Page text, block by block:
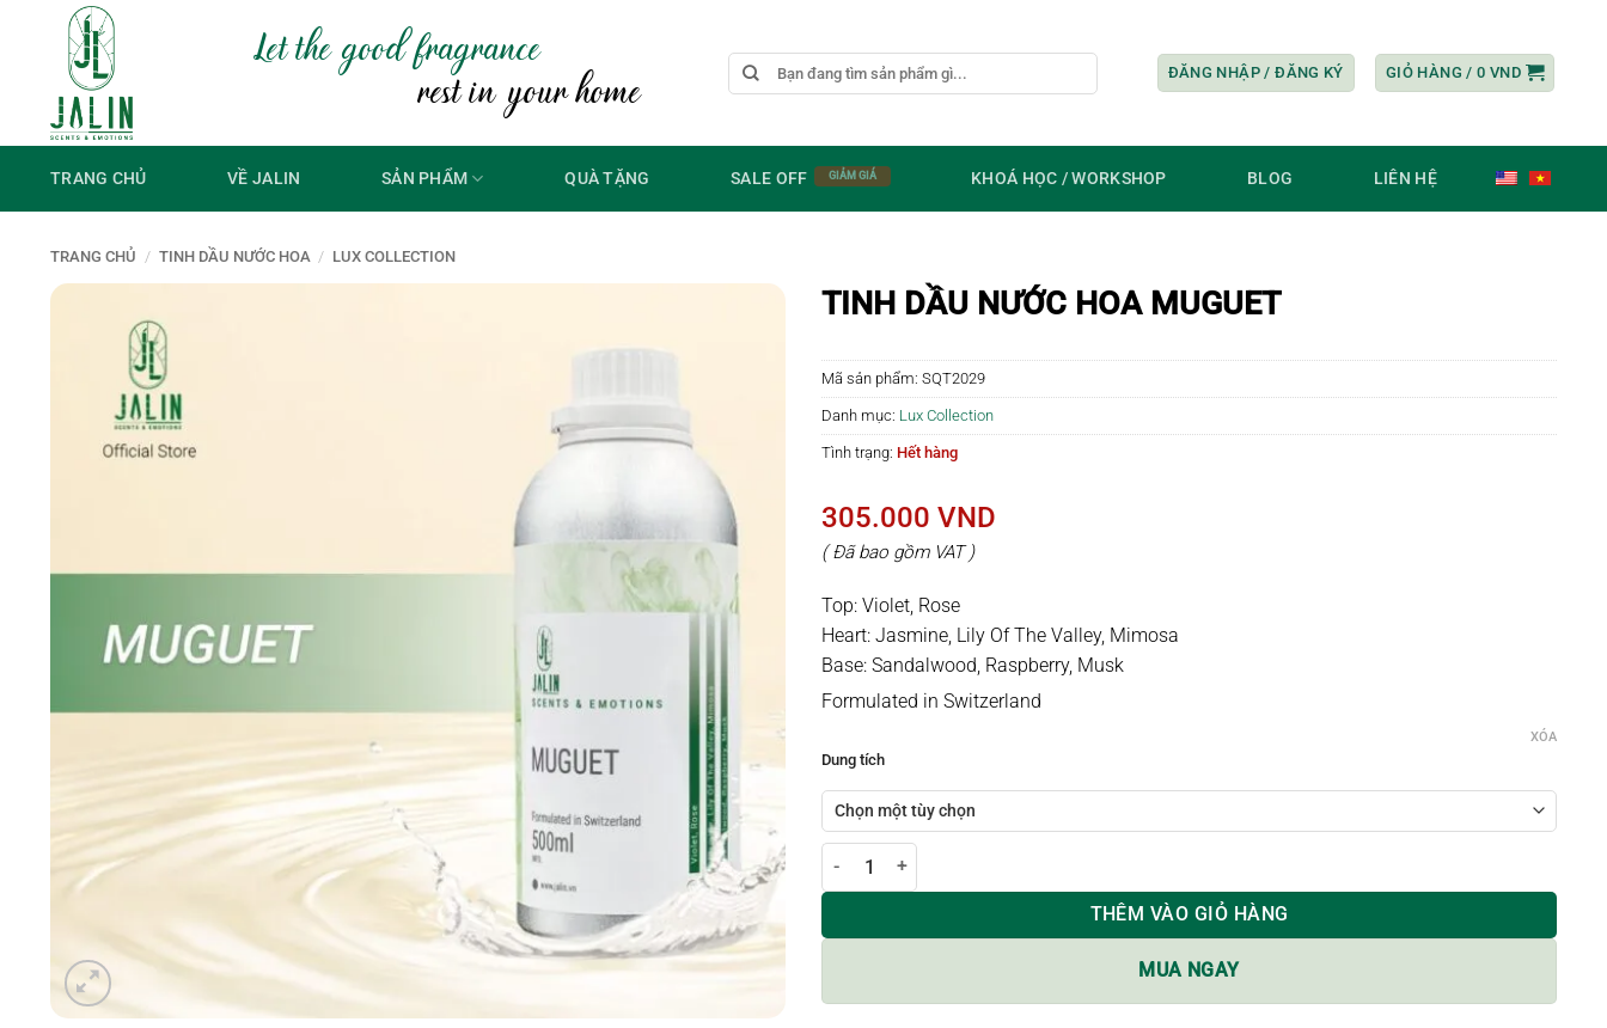
Let the good fragrance
rest in your home
Tìm
kiếm:
ĐĂNG NHẬP / ĐĂNG KÝ GIỎ HÀNG /0 VND
TRANG CHỦ VỀ JALIN SẢN PHẨM QUÀ TẶNG SALE OFF KHOÁ HỌC / WORKSHOP BLOG LIÊN HỆ
TRANG CHỦ / TINH DẦU NƯỚC HOA / LUX COLLECTION
TINH DẦU NƯỚC HOA MUGUET
Mã sản phẩm: SQT2029
Danh mục: Lux Collection
Tình trạng: Hết hàng
305.000 VND
( Đã bao gồm VAT )
Top: Violet, Rose
Heart: Jasmine, Lily Of The Valley, Mimosa
Base: Sandalwood, Raspberry, Musk
Formulated in Switzerland
Dung tích
XÓA
Tinh dầu nước hoa MUGUET số lượng
THÊM VÀO GIỎ HÀNG
MUA NGAY